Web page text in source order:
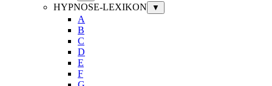
HYPNOSE-LEXIKON ▼
A
B
C
D
E
F